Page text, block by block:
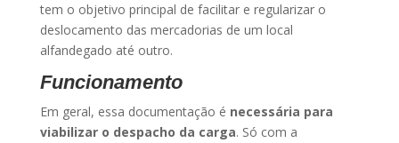
tem o objetivo principal de facilitar e regularizar o
deslocamento das mercadorias de um local
alfandegado até outro.
Funcionamento
Em geral, essa documentação é necessária para
viabilizar o despacho da carga. Só com a